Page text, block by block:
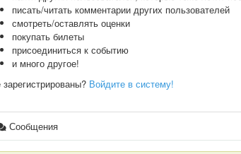
писать/читать комментарии других пользователей
смотреть/оставлять оценки
покупать билеты
присоединиться к событию
и много другое!
Войдите в систему!
Сообщения